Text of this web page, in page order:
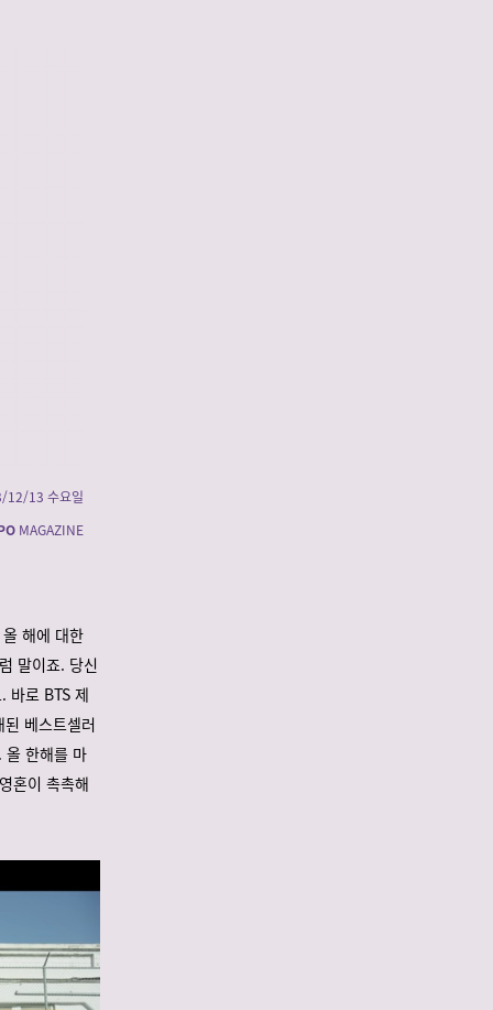
12/13 수요일
MAGAZINE
해에 대한
말이죠. 당신
바로 BTS 제
베스트셀러
올 한해를 마
혼이 촉촉해